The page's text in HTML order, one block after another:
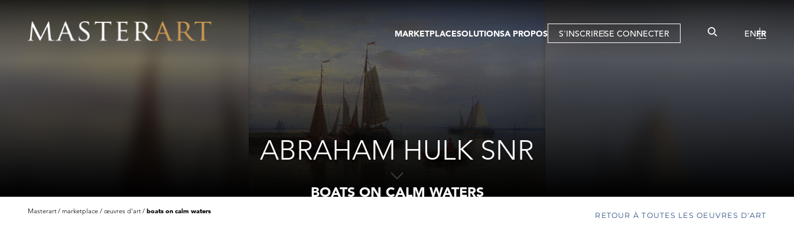
MARKETPLACESOLUTIONS
MEMBRE
TOUR VIRTUEL
ENCHÈRES
A PROPOS S'INSCRIRESE CONNECTER ENFR
ABRAHAM HULK SNR
BOATS ON CALM WATERS
Masterart marketplace œuvres d'art boats on calm waters RETOUR À TOUTES LES OEUVRES D'ART